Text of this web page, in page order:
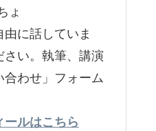
ょ
に話していま
い。執筆、講演
わせ」フォーム
ルはこちら